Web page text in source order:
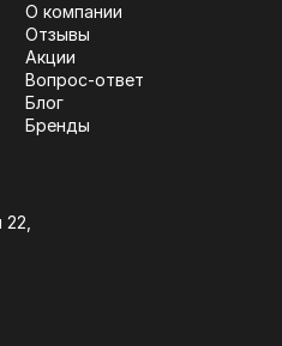
О компании
Отзывы
Акции
Вопрос-ответ
Блог
Бренды
22,